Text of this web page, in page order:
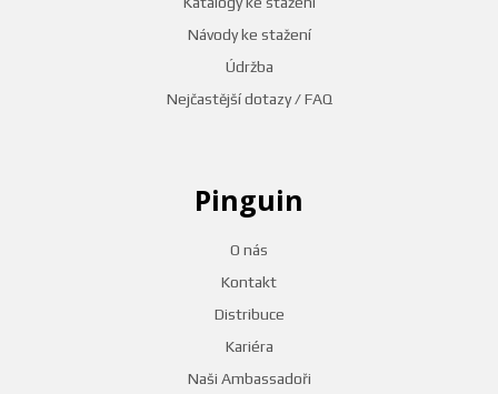
Návody ke stažení
Údržba
Nejčastější dotazy / FAQ
Pinguin
O nás
Kontakt
Distribuce
Kariéra
Naši Ambassadoři